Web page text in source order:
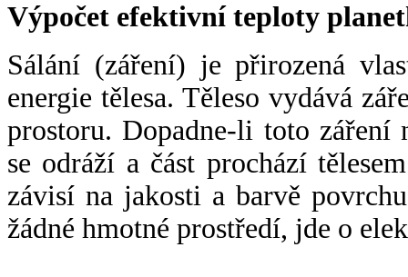
Výpočet efektivní teploty
Sálání (záření) je přirozená
energie tělesa. Těleso vydává
prostoru. Dopadne-li toto záření
se odráží a část prochází
závisí na jakosti a barvě
žádné hmotné prostředí, jde o